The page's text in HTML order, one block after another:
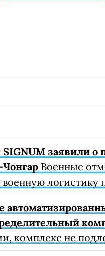
заявили о
Военные
логистику
комплекс не